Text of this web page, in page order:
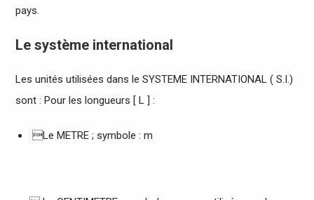
pays.
Le système international
Les unités utilisées dans le SYSTEME INTERNATIONAL ( S.I.)
sont : Pour les longueurs [ L ] :
Le METRE ; symbole : m